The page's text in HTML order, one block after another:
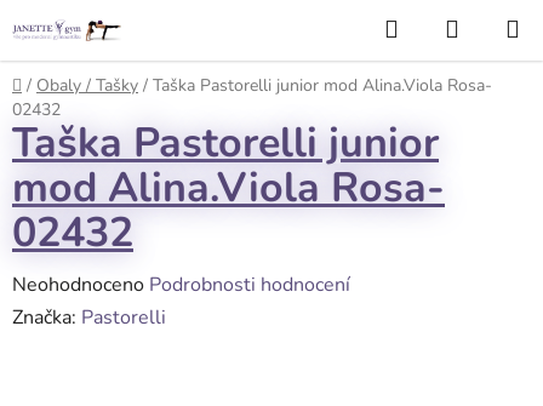
na
obsah
Hledat
KOŠÍK
Domů
/ Obaly / Tašky / Taška Pastorelli junior mod Alina.Viola Rosa-
02432
Taška Pastorelli junior
mod Alina.Viola Rosa-
02432
Průměrné
hodnocení
Neohodnoceno Podrobnosti hodnocení
Značka: Pastorelli